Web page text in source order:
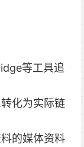
等工具追
化为实际链
的媒体资料